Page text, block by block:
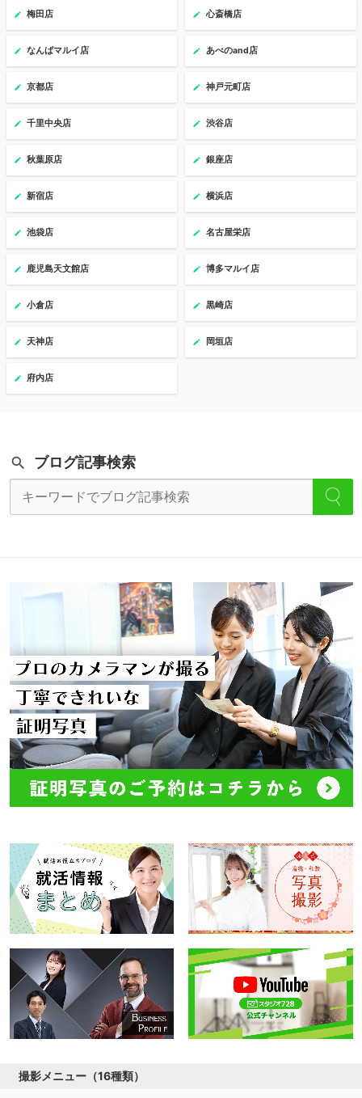
梅田店 心斎橋店
なんばマルイ店 あべのand店
京都店 神戸元町店
千里中央店 渋谷店
秋葉原店 銀座店
新宿店 横浜店
池袋店 名古屋栄店
鹿児島天文館店 博多マルイ店
小倉店 黒崎店
天神店 岡垣店
府内店
ブログ記事検索
撮影メニュー（16種類）